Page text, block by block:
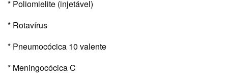
* Poliomielite (injetável)
* Rotavírus
* Pneumocócica 10 valente
* Meningocócica C